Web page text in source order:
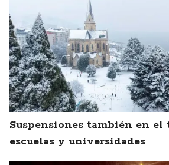
Suspensiones también en
escuelas y universidades